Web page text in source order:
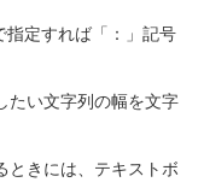
指定すれば「：」記号
たい文字列の幅を文字
ときには、テキストボ